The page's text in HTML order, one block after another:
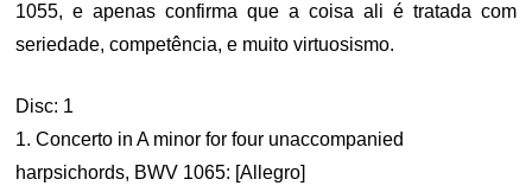
1055, e apenas confirma que a coisa ali é tratada com
seriedade, competência, e muito virtuosismo.
Disc: 1
1. Concerto in A minor for four unaccompanied
harpsichords, BWV 1065: [Allegro]